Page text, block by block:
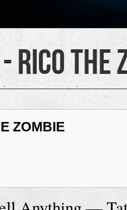
Rico the
ZOMBIE